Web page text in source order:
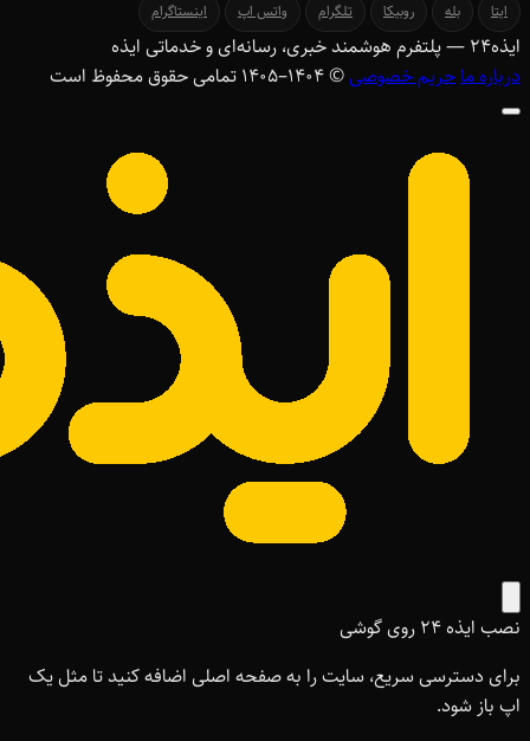
ایتا بله روبیکا تلگرام واتس اپ اینستاگرام
ایذه۲۴ — پلتفرم هوشمند خبری، رسانه‌ای و خدماتی ایذه
درباره ماحریم خصوصی© ۱۴۰۴–1405 تمامی حقوق محفوظ است
نصب ایذه ۲۴ روی گوشی
برای دسترسی سریع، سایت را به صفحه اصلی اضافه کنید تا مثل یک
اپ باز شود.